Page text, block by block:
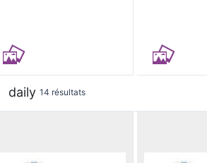
daily 14 résultats